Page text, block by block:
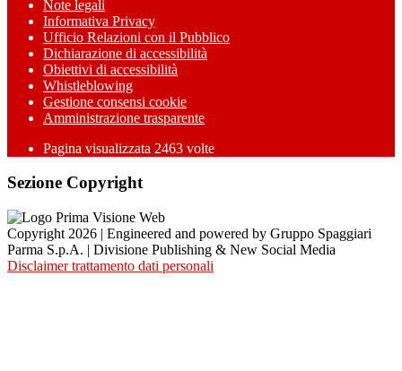
Note legali
Informativa Privacy
Ufficio Relazioni con il Pubblico
Dichiarazione di accessibilità
Obiettivi di accessibilità
Whistleblowing
Gestione consensi cookie
Amministrazione trasparente
Pagina visualizzata 2463 volte
Sezione Copyright
Copyright 2026 | Engineered and powered by Gruppo Spaggiari
Parma S.p.A. | Divisione Publishing & New Social Media
Disclaimer trattamento dati personali